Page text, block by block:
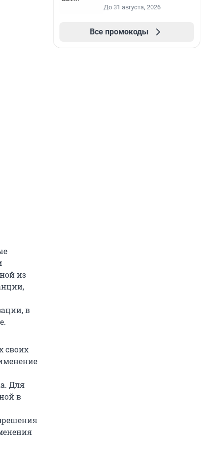
из
в
своих
Для
в
До 31 августа, 2026
Все промокоды